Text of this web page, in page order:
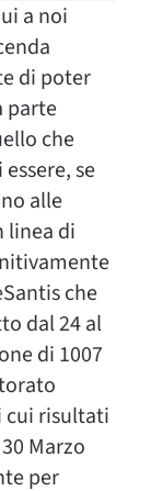
a noi
di poter
parte
che
se
alle
linea di
che
dal 24 al
di 1007
cui risultati
Marzo
per